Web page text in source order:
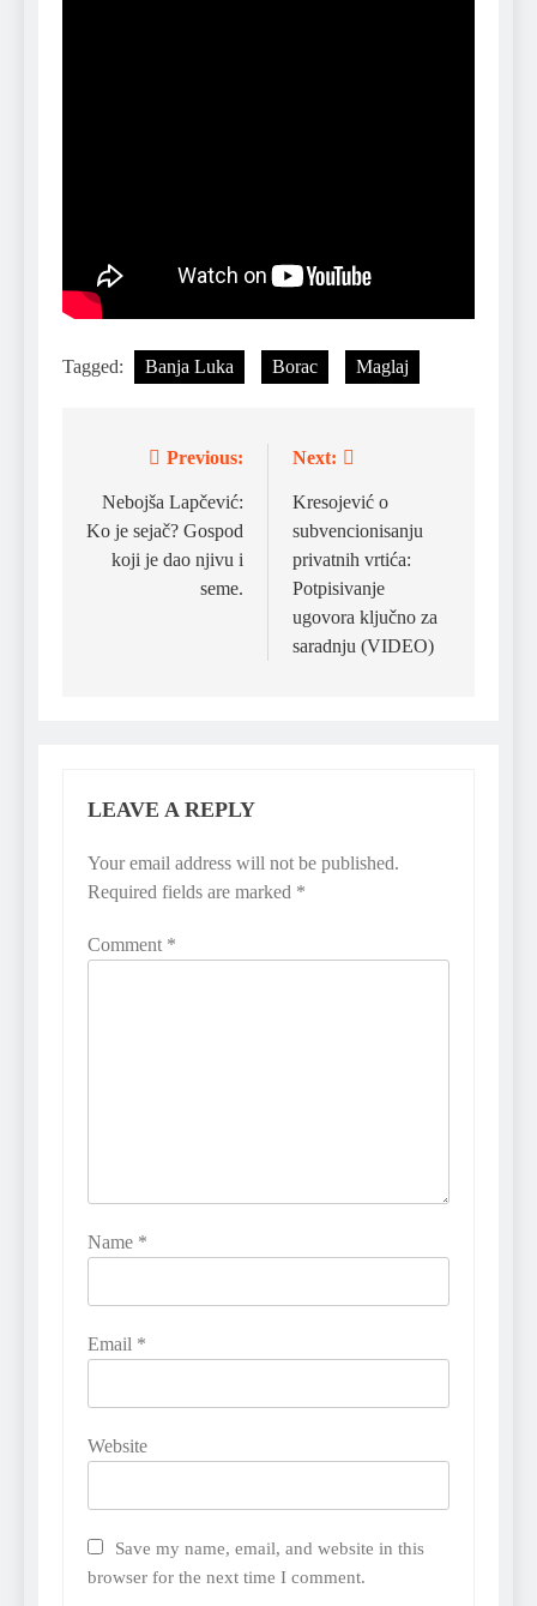
Tagged: Banja Luka Borac Maglaj
navigation
Previous:
Nebojša Lapčević:
Ko je sejač? Gospod
koji je dao njivu i
seme.
Next:
Kresojević o
subvencionisanju
privatnih vrtića:
Potpisivanje
ugovora ključno za
saradnju (VIDEO)
LEAVE A REPLY
Your email address will not be published.
Required fields are marked *
Comment *
Name *
Email *
Website
Save my name, email, and website in this
browser for the next time I comment.